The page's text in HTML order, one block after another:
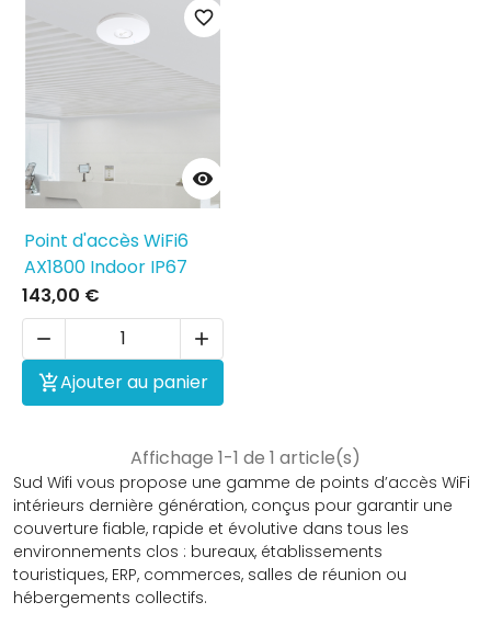

favorite_border
Point d'accès WiFi6
AX1800 Indoor IP67
143,00 €


Ajouter au panier
Affichage 1-1 de 1 article(s)
Sud Wifi vous propose une gamme de points d’accès WiFi
intérieurs dernière génération, conçus pour garantir une
couverture fiable, rapide et évolutive dans tous les
environnements clos : bureaux, établissements
touristiques, ERP, commerces, salles de réunion ou
hébergements collectifs.